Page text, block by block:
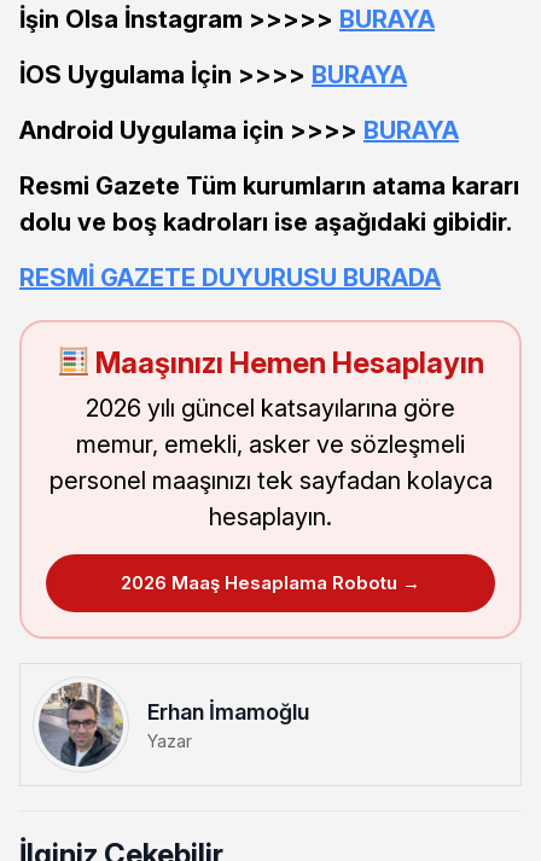
İşin Olsa İnstagram >>>>> BURAYA
İOS Uygulama İçin >>>> BURAYA
Android Uygulama için >>>> BURAYA
Resmi Gazete Tüm kurumların atama kararı
dolu ve boş kadroları ise aşağıdaki gibidir.
RESMİ GAZETE DUYURUSU BURADA
Maaşınızı Hemen Hesaplayın
2026 yılı güncel katsayılarına göre
memur, emekli, asker ve sözleşmeli
personel maaşınızı tek sayfadan kolayca
hesaplayın.
2026 Maaş Hesaplama Robotu →
Erhan İmamoğlu
Yazar